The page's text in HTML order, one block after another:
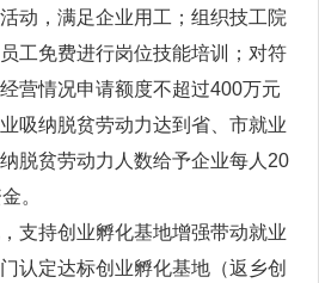
动，满足企业用工；组织技工院
工免费进行岗位技能培训；对符
营情况申请额度不超过400万元
吸纳脱贫劳动力达到省、市就业
脱贫劳动力人数给予企业每人20
。
支持创业孵化基地增强带动就业
认定达标创业孵化基地（返乡创